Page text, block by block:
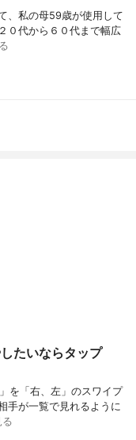
、私の母59歳が使用して
０代から６０代まで幅広
たいならタップ
を「右、左」のスワイプ
手が一覧で見れるように